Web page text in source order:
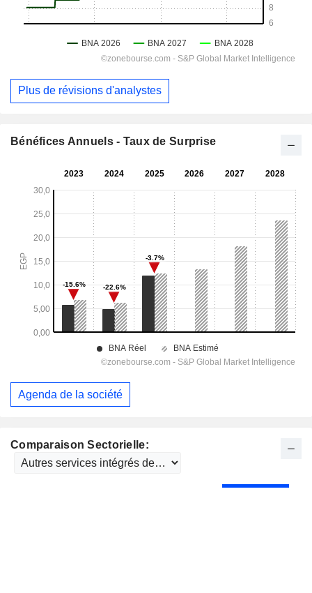
Comparaison Sectorielle:
Plus de révisions d'analystes
Bénéfices Annuels - Taux de Surprise
Agenda de la société